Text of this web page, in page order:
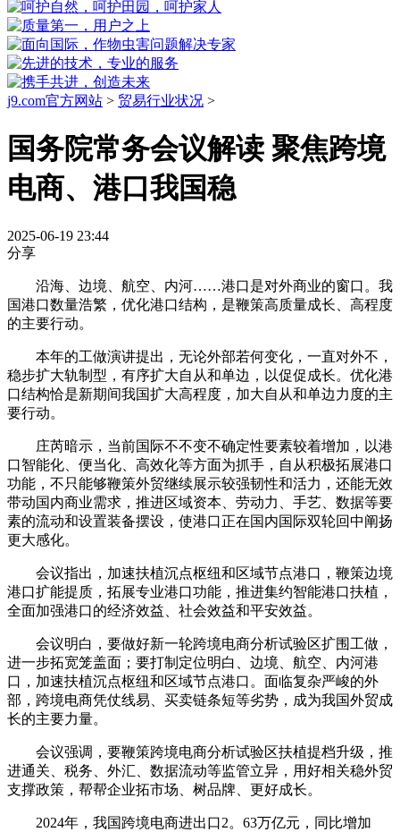
j9.com官方网站 > 贸易行业状况 >
国务院常务会议解读 聚焦跨境
电商、港口我国稳
2025-06-19 23:44
分享
沿海、边境、航空、内河……港口是对外商业的窗口。我
国港口数量浩繁，优化港口结构，是鞭策高质量成长、高程度
的主要行动。
本年的工做演讲提出，无论外部若何变化，一直对外不，
稳步扩大轨制型，有序扩大自从和单边，以促促成长。优化港
口结构恰是新期间我国扩大高程度，加大自从和单边力度的主
要行动。
庄芮暗示，当前国际不不变不确定性要素较着增加，以港
口智能化、便当化、高效化等方面为抓手，自从积极拓展港口
功能，不只能够鞭策外贸继续展示较强韧性和活力，还能无效
带动国内商业需求，推进区域资本、劳动力、手艺、数据等要
素的流动和设置装备摆设，使港口正在国内国际双轮回中阐扬
更大感化。
会议指出，加速扶植沉点枢纽和区域节点港口，鞭策边境
港口扩能提质，拓展专业港口功能，推进集约智能港口扶植，
全面加强港口的经济效益、社会效益和平安效益。
会议明白，要做好新一轮跨境电商分析试验区扩围工做，
进一步拓宽笼盖面；要打制定位明白、边境、航空、内河港
口，加速扶植沉点枢纽和区域节点港口。面临复杂严峻的外
部，跨境电商凭仗线易、买卖链条短等劣势，成为我国外贸成
长的主要力量。
会议强调，要鞭策跨境电商分析试验区扶植提档升级，推
进通关、税务、外汇、数据流动等监管立异，用好相关稳外贸
支撑政策，帮帮企业拓市场、树品牌、更好成长。
2024年，我国跨境电商进出口2。63万亿元，同比增加